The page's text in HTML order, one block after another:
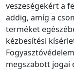
veszeségekért a
addig, amíg a
terméket
kézbesítési
megszabott jogai